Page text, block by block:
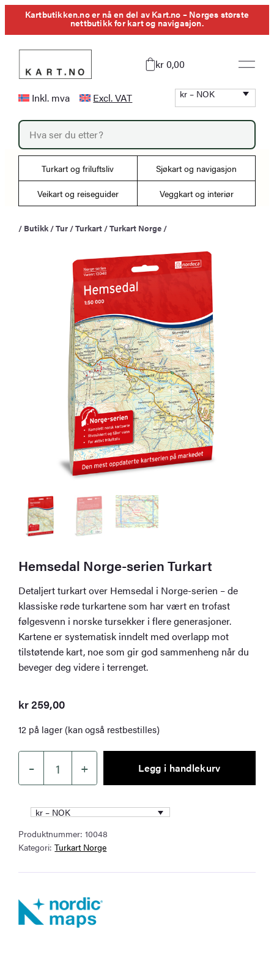
HoppKartbutikken.no er nå en del av Kart.no – Norges største
nettbutikk for kart og navigasjon.
kr 0,00
Inkl. mva Excl. VAT kr – NOK
P
o
d
t
r
Turkart og friluftsliv Sjøkart og navigasjon
Veikart og reiseguider Veggkart og interiør
/ Butikk /Tur /Turkart /Turkart Norge /
Hemsedal Norge-serien Turkart
Detaljert turkart over Hemsedal i Norge-serien – de
klassiske røde turkartene som har vært en trofast
følgesvenn i norske tursekker i flere generasjoner.
Kartene er systematisk inndelt med overlapp mot
tilstøtende kart, noe som gir god sammenheng når du
beveger deg videre i terrenget.
kr259,00
12 på lager (kan også restbestilles)
–
Hemsedal
serien
Turkart
antall
+ Legg i handlekurv
kr – NOK
Produktnummer:10048
Kategori:Turkart Norge